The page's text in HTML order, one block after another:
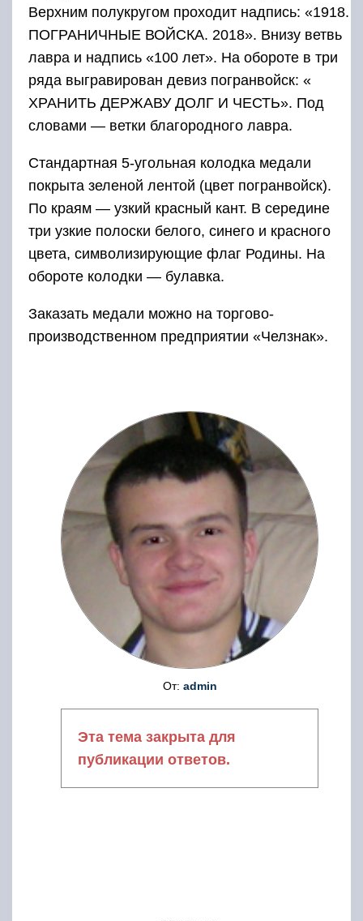
Верхним полукругом проходит надпись: «1918.
ПОГРАНИЧНЫЕ ВОЙСКА. 2018». Внизу ветвь
лавра и надпись «100 лет». На обороте в три
ряда выгравирован девиз погранвойск: «
ХРАНИТЬ ДЕРЖАВУ ДОЛГ И ЧЕСТЬ». Под
словами — ветки благородного лавра.
Стандартная 5-угольная колодка медали
покрыта зеленой лентой (цвет погранвойск).
По краям — узкий красный кант. В середине
три узкие полоски белого, синего и красного
цвета, символизирующие флаг Родины. На
обороте колодки — булавка.
Заказать медали можно на торгово-
производственном предприятии «Челзнак».
От: admin
Эта тема закрыта для
публикации ответов.